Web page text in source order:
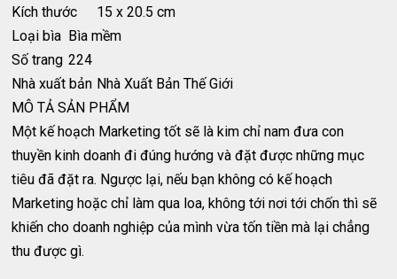
Kích thước
15 x 20.5 cm
Loại bìa Bìa mềm
Số trang 224
Nhà xuất bản Nhà Xuất Bản Thế Giới
MÔ TẢ SẢN PHẨM
Một kế hoạch Marketing tốt sẽ là kim chỉ nam đưa con
thuyền kinh doanh đi đúng hướng và đặt được những mục
tiêu đã đặt ra. Ngược lại, nếu bạn không có kế hoạch
Marketing hoặc chỉ làm qua loa, không tới nơi tới chốn thì sẽ
khiến cho doanh nghiệp của mình vừa tốn tiền mà lại chẳng
thu được gì.